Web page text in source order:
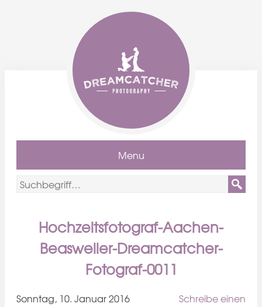
Menu
Hochzeitsfotograf-Aachen-
Beasweiler-Dreamcatcher-
Fotograf-0011
Sonntag, 10. Januar 2016
Schreibe einen